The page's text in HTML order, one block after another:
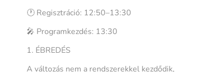
🕐 Regisztráció: 12:50–13:30
🎤 Programkezdés: 13:30
1. ÉBREDÉS
A változás nem a rendszerekkel kezdődik,